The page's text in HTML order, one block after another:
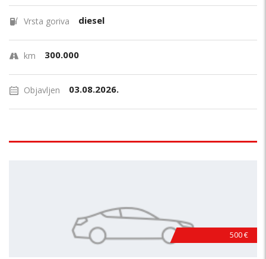
Vrsta goriva diesel
km 300.000
Objavljen 03.08.2026.
500 €